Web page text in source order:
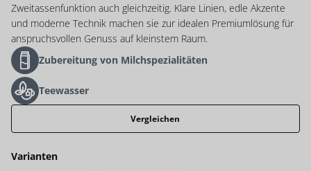
Zweitassenfunktion auch gleichzeitig. Klare Linien, edle Akzente
und moderne Technik machen sie zur idealen Premiumlösung für
anspruchsvollen Genuss auf kleinstem Raum.
Zubereitung von Milchspezialitäten
Teewasser
Vergleichen
Varianten